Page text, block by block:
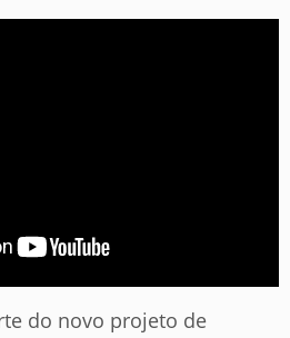
do novo projeto de